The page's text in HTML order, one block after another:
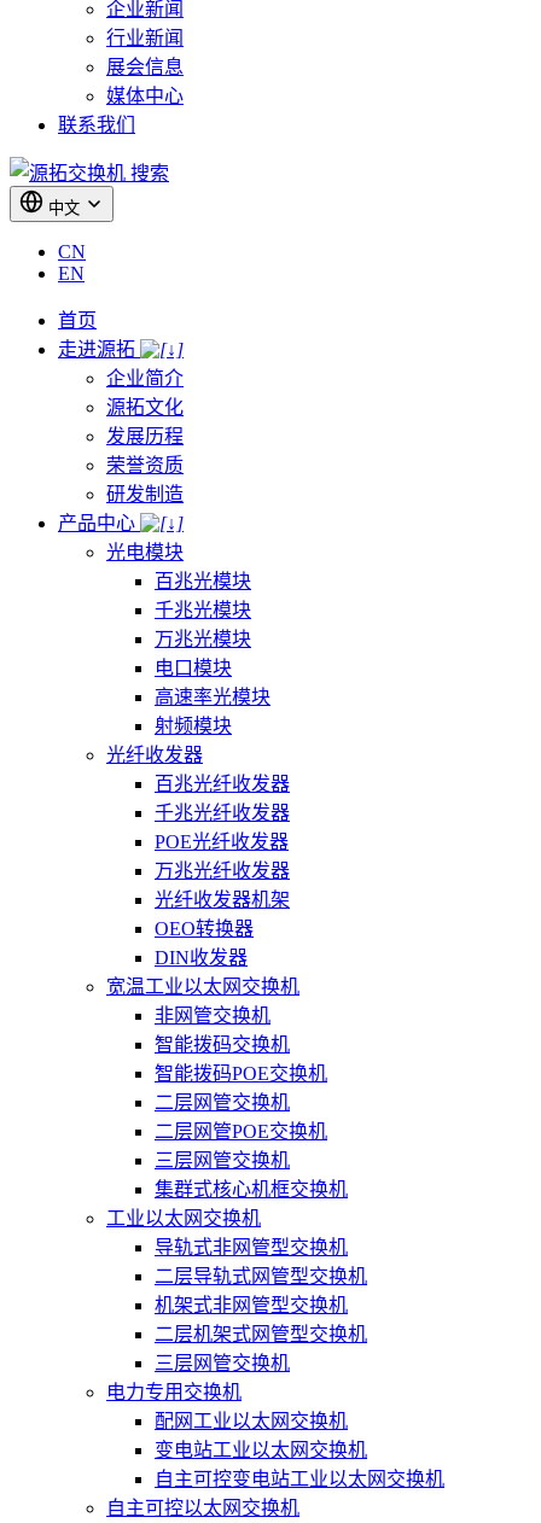
企业新闻
行业新闻
展会信息
媒体中心
联系我们
搜索
中文
CN
EN
首页
走进源拓
企业简介
源拓文化
发展历程
荣誉资质
研发制造
产品中心
光电模块
百兆光模块
千兆光模块
万兆光模块
电口模块
高速率光模块
射频模块
光纤收发器
百兆光纤收发器
千兆光纤收发器
POE光纤收发器
万兆光纤收发器
光纤收发器机架
OEO转换器
DIN收发器
宽温工业以太网交换机
非网管交换机
智能拨码交换机
智能拨码POE交换机
二层网管交换机
二层网管POE交换机
三层网管交换机
集群式核心机框交换机
工业以太网交换机
导轨式非网管型交换机
二层导轨式网管型交换机
机架式非网管型交换机
二层机架式网管型交换机
三层网管交换机
电力专用交换机
配网工业以太网交换机
变电站工业以太网交换机
自主可控变电站工业以太网交换机
自主可控以太网交换机